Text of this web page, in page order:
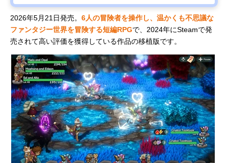
2026年5月21日発売。 6人の冒険者を操作し、温かくも不思議な
ファンタジー世界を冒険する短編RPGで、2024年にSteamで発
売されて高い評価を獲得している作品の移植版です。